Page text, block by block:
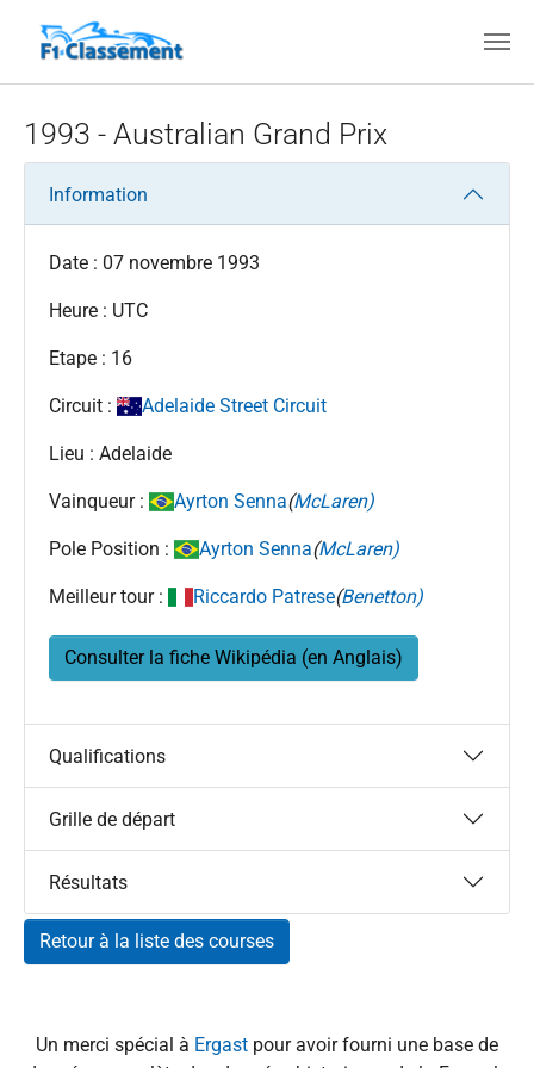
1993 - Australian Grand Prix
Information
Date : 07 novembre 1993
Heure : UTC
Etape : 16
Circuit : Adelaide Street Circuit
Lieu : Adelaide
Vainqueur : Ayrton Senna(McLaren)
Pole Position : Ayrton Senna(McLaren)
Meilleur tour : Riccardo Patrese(Benetton)
Consulter la fiche Wikipédia (en Anglais)
Qualifications
Grille de départ
Résultats
Retour à la liste des courses
Un merci spécial à Ergast pour avoir fourni une base de